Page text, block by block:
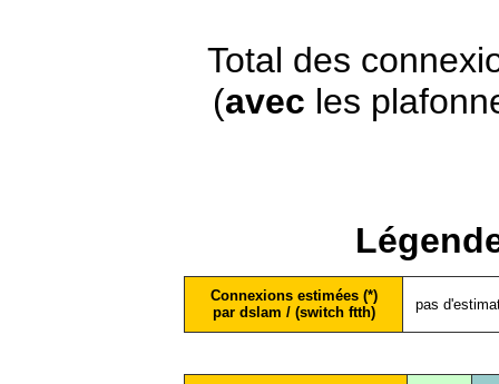
Total des
(avec les
Connexions estimées (*)
par dslam / (switch ftth)
pas